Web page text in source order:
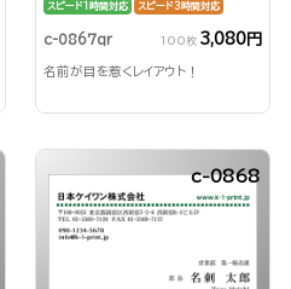
スピード1時間対応 スピード3時間対応
c-0867qr 100枚 3,080円
名前が目を惹くレイアウト！
c-0868